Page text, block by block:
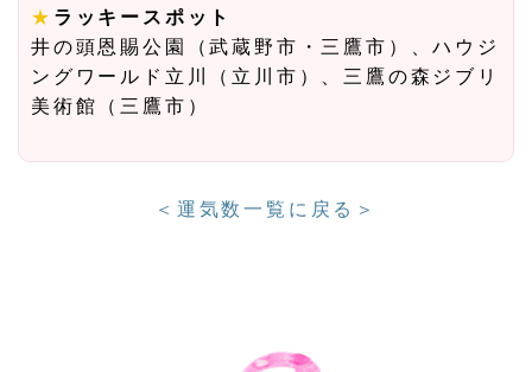
★ ラッキースポット
井の頭恩賜公園（武蔵野市・三鷹市）、ハウジ
ングワールド立川（立川市）、三鷹の森ジブリ
美術館（三鷹市）
＜運気数一覧に戻る＞